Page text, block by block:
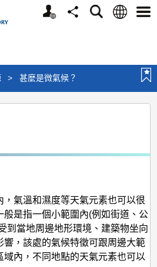
個
分
搜
語
選
> 甚麼是微氣候？
氣溫和濕度等天氣元素也可以很
是指一個小範圍內(例如街道、公
到當地周邊地形環境、建築物坐向
，該處的氣候特徵可跟周邊大範
內，不同地點的天氣元素也可以